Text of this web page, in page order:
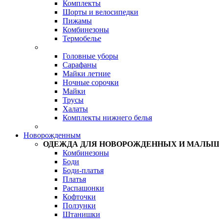
Комплекты
Шорты и велосипедки
Пижамы
Комбинезоны
Термобелье
Головные уборы
Сарафаны
Майки летние
Ночные сорочки
Майки
Трусы
Халаты
Комплекты нижнего белья
Новорожденным
ОДЕЖДА ДЛЯ НОВОРОЖДЕННЫХ И
Комбинезоны
Боди
Боди-платья
Платья
Распашонки
Кофточки
Ползунки
Штанишки